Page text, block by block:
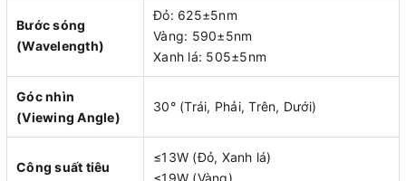
Bước sóng
(Wavelength)
Đỏ: 625±5nm
Vàng: 590±5nm
Xanh lá: 505±5nm
Góc nhìn
(Viewing Angle)
30° (Trái, Phải, Trên, Dưới)
Công suất tiêu
≤13W (Đỏ, Xanh lá)
≤19W (Vàng)